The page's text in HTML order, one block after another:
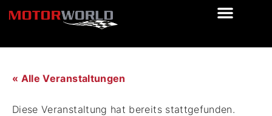
« Alle Veranstaltungen
Diese Veranstaltung hat bereits stattgefunden.